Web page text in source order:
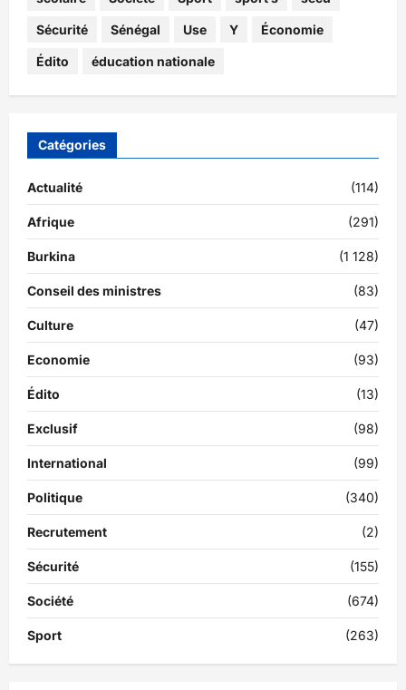
Sécurité Sénégal Use Y Économie
Édito éducation nationale
Catégories
Actualité (114)
Afrique (291)
Burkina (1 128)
Conseil des ministres (83)
Culture (47)
Economie (93)
Édito (13)
Exclusif (98)
International (99)
Politique (340)
Recrutement (2)
Sécurité (155)
Société (674)
Sport (263)